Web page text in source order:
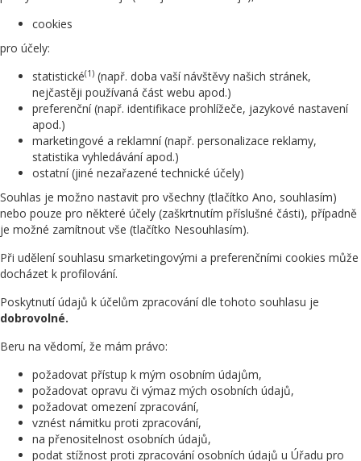
cookies
pro účely:
statistické(1) (např. doba vaší návštěvy našich stránek,
nejčastěji používaná část webu apod.)
preferenční (např. identifikace prohlížeče, jazykové nastavení
apod.)
marketingové a reklamní (např. personalizace reklamy,
statistika vyhledávání apod.)
ostatní (jiné nezařazené technické účely)
Souhlas je možno nastavit pro všechny (tlačítko Ano, souhlasím)
nebo pouze pro některé účely (zaškrtnutím příslušné části), případně
je možné zamítnout vše (tlačítko Nesouhlasím).
Při udělení souhlasu smarketingovými a preferenčními cookies může
docházet k profilování.
Poskytnutí údajů k účelům zpracování dle tohoto souhlasu je
dobrovolné.
Beru na vědomí, že mám právo:
požadovat přístup k mým osobním údajům,
požadovat opravu či výmaz mých osobních údajů,
požadovat omezení zpracování,
vznést námitku proti zpracování,
na přenositelnost osobních údajů,
podat stížnost proti zpracování osobních údajů u Úřadu pro